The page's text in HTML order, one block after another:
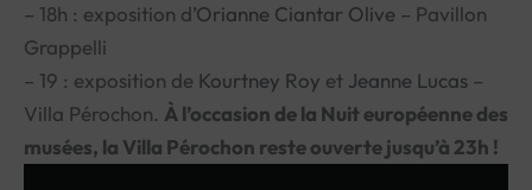
– 18h : exposition d’Orianne Ciantar Olive – Pavillon
Grappelli
– 19 : exposition de Kourtney Roy et Jeanne Lucas –
Villa Pérochon. À l’occasion de la Nuit européenne des
musées, la Villa Pérochon reste ouverte jusqu’à 23h !